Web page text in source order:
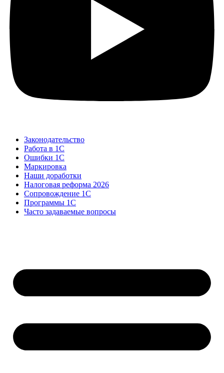
Законодательство
Работа в 1С
Ошибки 1С
Маркировка
Наши доработки
Налоговая реформа 2026
Сопровождение 1С
Программы 1С
Часто задаваемые вопросы